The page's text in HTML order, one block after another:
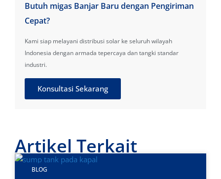
Butuh migas Banjar Baru dengan Pengiriman
Cepat?
Kami siap melayani distribusi solar ke seluruh wilayah
Indonesia dengan armada tepercaya dan tangki standar
industri.
Konsultasi Sekarang
Artikel Terkait
BLOG